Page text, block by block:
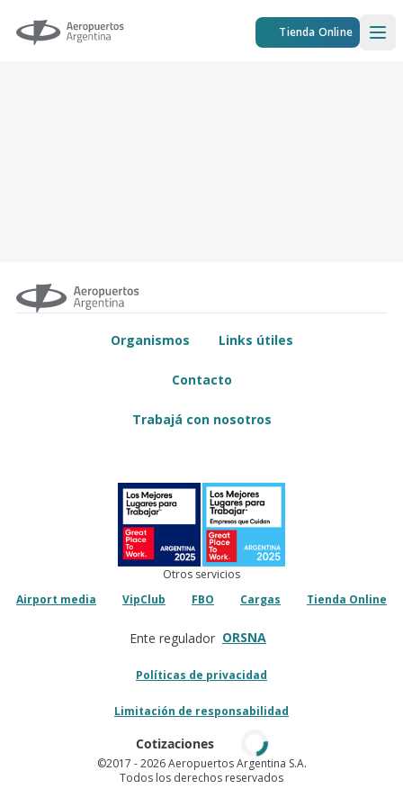
Aeropuertos Argentina Tienda Online
Organismos Links útiles
Contacto
Trabajá con nosotros
Otros servicios
Airport media
VipClub FBO Cargas Tienda Online
Ente regulador ORSNA
Políticas de privacidad
Limitación de responsabilidad
Cotizaciones
©2017 - 2026 Aeropuertos Argentina S.A.
Todos los derechos reservados